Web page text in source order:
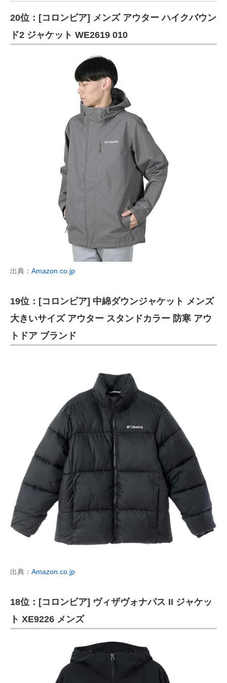
20位：[コロンビア] メンズ アウター ハイクバウン
ド2 ジャケット WE2619 010
出典： Amazon.co.jp
19位：[コロンビア] 中綿ダウンジャケット メンズ
大きいサイズ アウター スタンドカラー 防寒 アウ
トドア ブランド
出典： Amazon.co.jp
18位：[コロンビア] ヴィザヴォナパス II ジャケッ
ト XE9226 メンズ